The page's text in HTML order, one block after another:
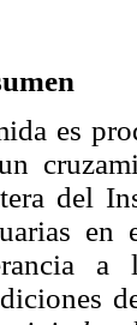
es
del
en
a